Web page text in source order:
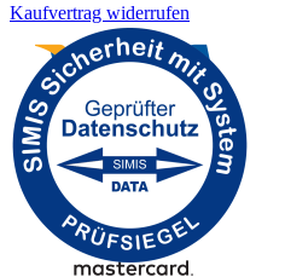
Kaufvertrag widerrufen